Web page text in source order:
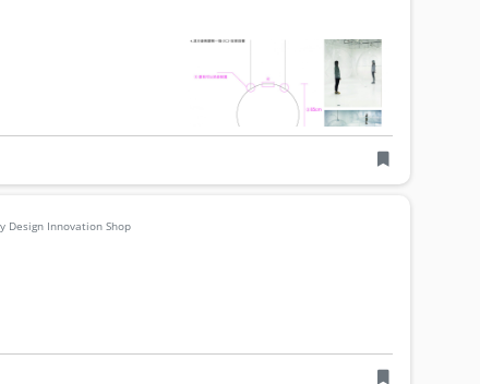
Design Innovation Shop